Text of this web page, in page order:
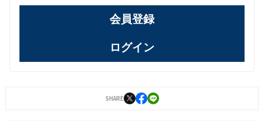
会員登録
ログイン
SHARE